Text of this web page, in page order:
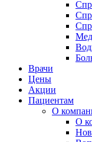
Врачи
Цены
Акции
Пациентам
О
О